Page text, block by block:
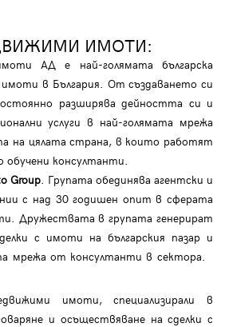
ИМОТИ:
АД е най-голямата българска
имоти в България. От създаването си
разширява дейността си и
услуги в най-голямата мрежа
на цялата страна, в които работят
обучени консултанти.
Group. Групата обединява агентски и
с над 30 годишен опит в сферата
Дружествата в групата генерират
с имоти на българския пазар и
мрежа от консултанти в сектора.
имоти, специализирали в
и осъществяване на сделки с